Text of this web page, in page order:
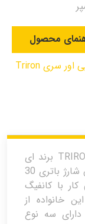
محصول
شارژکنترلر TRIRON3210N از خانواده TRIRON برند ای
پی اور و از نوع MPPT با بیشینه جریان شارژ باتری 30
با کانفیگ
این خانواده از
شارژکنترلر های MPPT برند EPEVER دارای سه نوع